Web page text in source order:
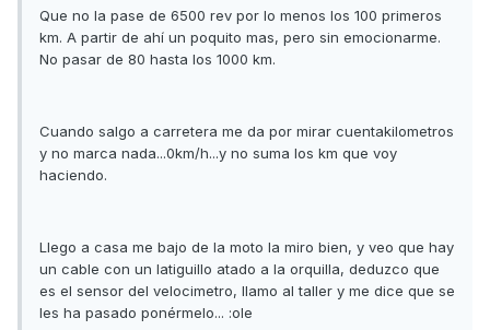
Que no la pase de 6500 rev por lo menos los 100 primeros
km. A partir de ahí un poquito mas, pero sin emocionarme.
No pasar de 80 hasta los 1000 km.
Cuando salgo a carretera me da por mirar cuentakilometros
y no marca nada...0km/h...y no suma los km que voy
haciendo.
Llego a casa me bajo de la moto la miro bien, y veo que hay
un cable con un latiguillo atado a la orquilla, deduzco que
es el sensor del velocimetro, llamo al taller y me dice que se
les ha pasado ponérmelo... :ole